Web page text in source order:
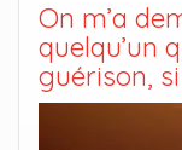
On m’a
quelqu’un
guérison,